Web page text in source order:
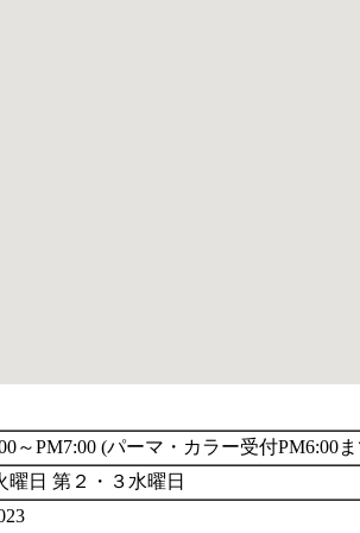
～PM7:00 (パーマ・カラー受付PM6:00
曜日 第２・３水曜日